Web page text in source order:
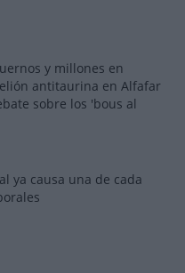
y millones en
antitaurina en Alfafar
sobre los 'bous al
ya causa una de cada